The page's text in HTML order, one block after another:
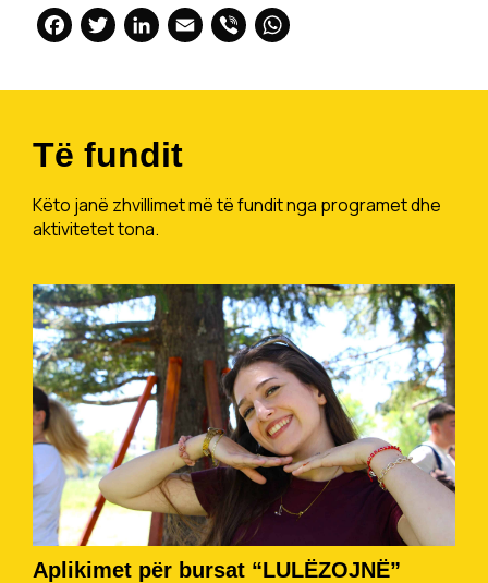
Facebook
Twitter
LinkedIn
Email
Viber
Të fundit
Këto janë zhvillimet më të fundit nga programet dhe
aktivitetet tona.
Aplikimet për bursat “LULËZOJNË”